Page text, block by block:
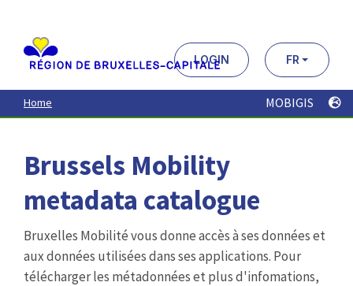
contenu
principal
LOGIN FR
Home MOBIGIS
Brussels Mobility
metadata catalogue
Bruxelles Mobilité vous donne accès à ses données et
aux données utilisées dans ses applications. Pour
télécharger les métadonnées et plus d'infomations,